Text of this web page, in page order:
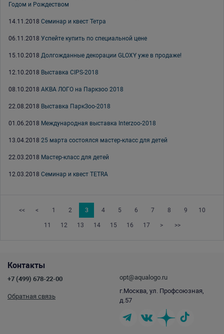
Годом и Рождеством
14.11.2018 Семинар и квест Тетра
06.11.2018 Успейте купить по специальной цене
15.10.2018 Долгожданные декорации GLOXY уже в продаже!
12.10.2018 Выставка CIPS-2018
08.10.2018 АКВА ЛОГО на Паркзоо 2018
22.08.2018 Выставка ПаркЗоо-2018
01.06.2018 Международная выставка Interzoo-2018
13.04.2018 25 марта состоялся мастер-класс для детей
22.03.2018 Мастер-класс для детей
12.03.2018 Семинар и квест TETRA
<< < 1 2 3 4 5 6 7 8 9 10
11 12 13 14 15 16 17 > >>
Контакты
+7 (499) 678-22-00
Обратная связь
opt@aqualogo.ru
г.Москва, ул. Профсоюзная,
д.57